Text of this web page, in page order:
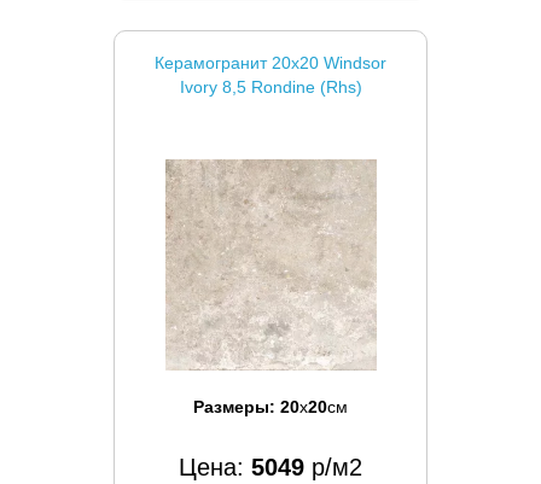
Керамогранит 20x20 Windsor
Ivory 8,5 Rondine (Rhs)
Размеры: 20x20см
Цена: 5049 р/м2